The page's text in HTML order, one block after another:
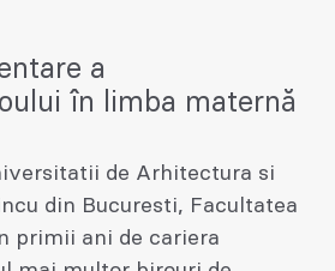
a
în limba maternă
de Arhitectura si
din Bucuresti, Facultatea
primii ani de cariera